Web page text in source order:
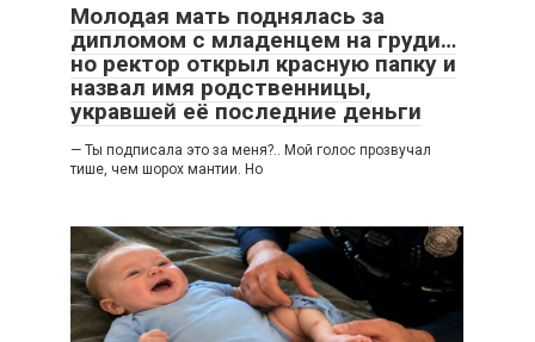
Молодая мать поднялась за
дипломом с младенцем на груди…
но ректор открыл красную папку и
назвал имя родственницы,
укравшей её последние деньги
— Ты подписала это за меня?.. Мой голос прозвучал
тише, чем шорох мантии. Но